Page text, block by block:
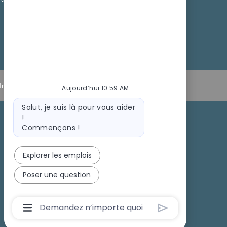
Informations personnelles
Recrutement sur les campus
Aujourd’hui 10:59 AM
Message
bot
Salut, je suis là pour vous aider
!
Commençons !
Explorer les emplois
Poser une question
Boîte
De